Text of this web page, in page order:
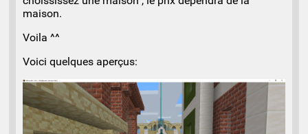
maison.
Voila ^^
Voici quelques aperçus: